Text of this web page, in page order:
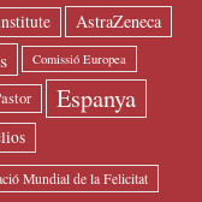
AstraZeneca
Comissió Europea
Espanya
Mundial de la Felicitat